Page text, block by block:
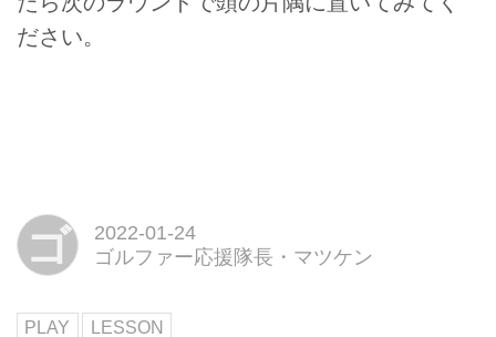
ださい。
ゴ
2022-01-24
ゴルファー応援隊長・マツケン
PLAY LESSON